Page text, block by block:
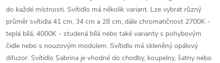
do každé místnosti. Svítidlo má několik variant. Lze vybrat různý
průměr svítidla 41 cm, 34 cm a 28 cm, dále chromatičnost 2700K -
teplá bílá, 4000K - studená bílá nebo také varianty s pohybovým
čidle nebo s nouzovým modulem. Svítidlo má skleněný opálový
difuzor. Svítidlo Sabrina je vhodné do chodby, koupelny, šatny nebo